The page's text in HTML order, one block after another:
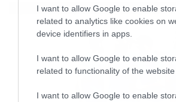
I want to allow Google to enable
related to analytics like cookies on
device identifiers in apps.
I want to allow Google to enable
related to functionality of the website
I want to allow Google to enable
Δυτικής Αττικής θέλει μόνο νίκη
συγκρότημα του Κυριάκου Μίχα
κρατήσει ζωντανές τις […]